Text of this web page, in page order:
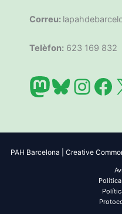
Correu:
Telèfon: 623 169 832
PAH Barcelona | Creative